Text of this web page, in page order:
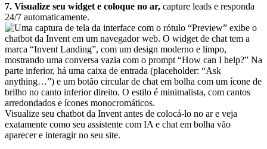
7. Visualize seu widget e coloque no ar, capture leads e responda
24/7 automaticamente.
Visualize seu chatbot da Invent antes de colocá-lo no ar e veja
exatamente como seu assistente com IA e chat em bolha vão
aparecer e interagir no seu site.